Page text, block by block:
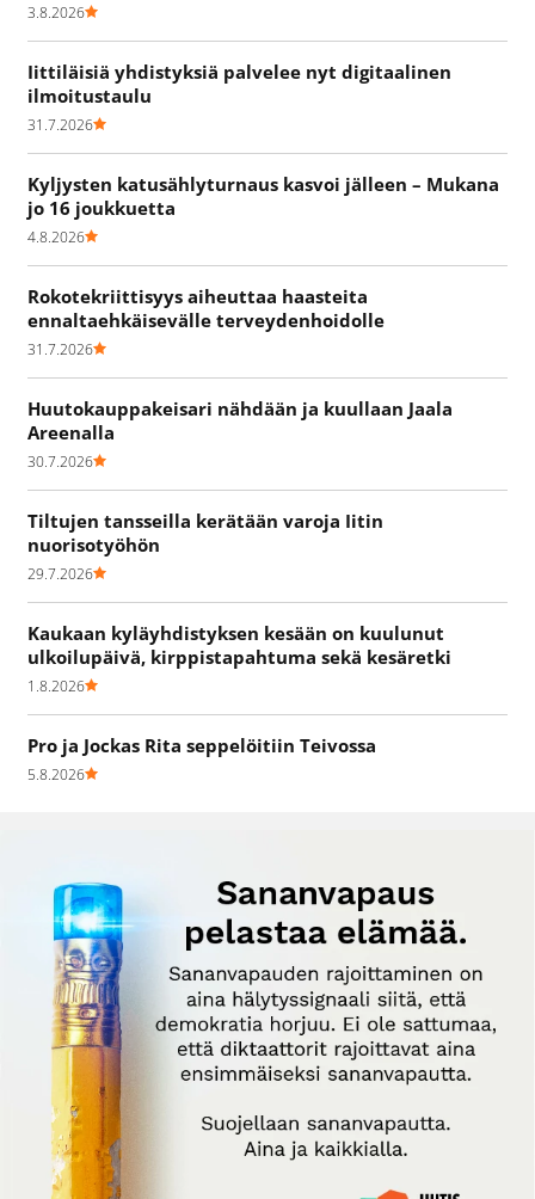
3.8.2026
Iittiläisiä yhdistyksiä palvelee nyt digitaalinen
ilmoitustaulu
31.7.2026
Kyljysten katusählyturnaus kasvoi jälleen – Mukana
jo 16 joukkuetta
4.8.2026
Rokotekriittisyys aiheuttaa haasteita
ennaltaehkäisevälle terveydenhoidolle
31.7.2026
Huutokauppakeisari nähdään ja kuullaan Jaala
Areenalla
30.7.2026
Tiltujen tansseilla kerätään varoja Iitin
nuorisotyöhön
29.7.2026
Kaukaan kyläyhdistyksen kesään on kuulunut
ulkoilupäivä, kirppistapahtuma sekä kesäretki
1.8.2026
Pro ja Jockas Rita seppelöitiin Teivossa
5.8.2026